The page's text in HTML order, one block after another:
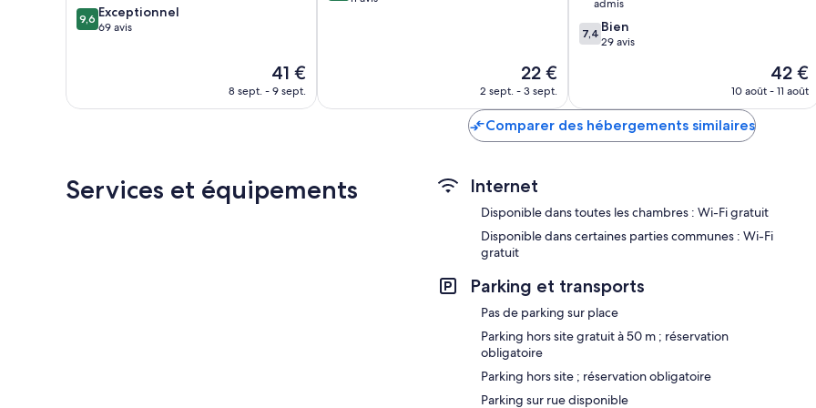
9.6
sur
9,6 Exceptionnel
69 avis
Le
nouveau
41 €
8 sept. - 9 sept.
Le
nouveau
de
22 €
2 sept. - 3 sept.
admis
7.4
sur
7,4 Bien
29 avis
Le
nouveau
42 €
10 août - 11 août
Comparer des hébergements similaires
Services et équipements Internet
Disponible dans toutes les chambres : Wi-Fi gratuit
Disponible dans certaines parties communes : Wi-Fi
gratuit
Parking et transports
Pas de parking sur place
Parking hors site gratuit à 50 m ; réservation
obligatoire
Parking hors site ; réservation obligatoire
Parking sur rue disponible